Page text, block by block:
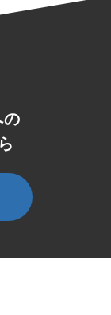
の